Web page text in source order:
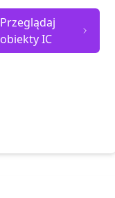
Przeglądaj
obiekty IC